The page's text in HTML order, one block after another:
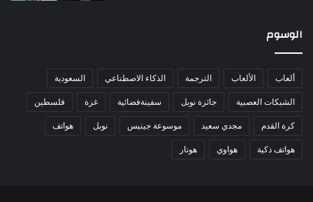
الوسوم
ألعاب الألعاب الترجمة الذكاء الاصطناعي السعودية
الشبكات العصبية جائزة نوبل سفينةفضائية غزة فلسطين
كرة القدم مجدي سعيد موسوعة جينيس نوبل هواتف
هواتف ذكية هواوي هونار